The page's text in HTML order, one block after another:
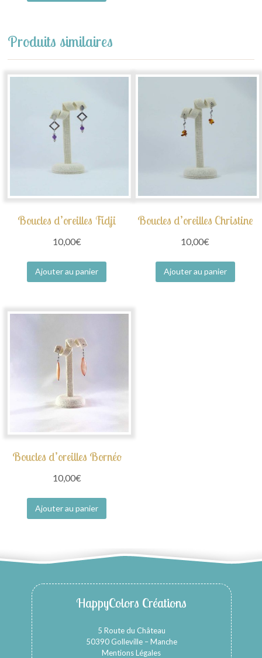
Produits similaires
Boucles d’oreilles Fidji
10,00€
Ajouter au panier
Boucles d’oreilles Christine
10,00€
Ajouter au panier
Boucles d’oreilles Bornéo
10,00€
Ajouter au panier
HappyColors Créations
5 Route du Château
50390 Golleville – Manche
Mentions Légales